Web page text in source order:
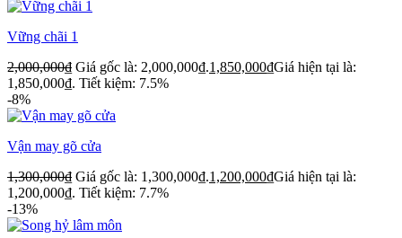
Vững chãi 1
2,000,000₫ Giá gốc là: 2,000,000₫.1,850,000₫Giá hiện tại là:
1,850,000₫. Tiết kiệm: 7.5%
-8%
Vận may gõ cửa
1,300,000₫ Giá gốc là: 1,300,000₫.1,200,000₫Giá hiện tại là:
1,200,000₫. Tiết kiệm: 7.7%
-13%